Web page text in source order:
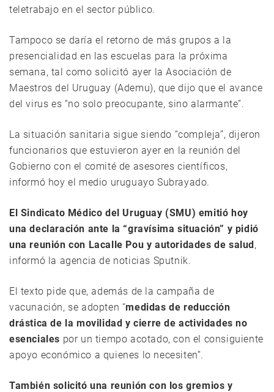
teletrabajo en el sector público.
Tampoco se daría el retorno de más grupos a la
presencialidad en las escuelas para la próxima
semana, tal como solicitó ayer la Asociación de
Maestros del Uruguay (Ademu), que dijo que el avance
del virus es “no solo preocupante, sino alarmante”.
La situación sanitaria sigue siendo “compleja”, dijeron
funcionarios que estuvieron ayer en la reunión del
Gobierno con el comité de asesores científicos,
informó hoy el medio uruguayo Subrayado.
El Sindicato Médico del Uruguay (SMU) emitió hoy
una declaración ante la “gravísima situación” y pidió
una reunión con Lacalle Pou y autoridades de salud,
informó la agencia de noticias Sputnik.
El texto pide que, además de la campaña de
vacunación, se adopten “medidas de reducción
drástica de la movilidad y cierre de actividades no
esenciales por un tiempo acotado, con el consiguiente
apoyo económico a quienes lo necesiten”.
También solicitó una reunión con los gremios y